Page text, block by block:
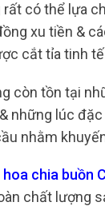
có thể lựa
xu tiền &
cắt tỉa tinh
còn tồn tại
những lúc
nhằm
chia buồn
chất lượng